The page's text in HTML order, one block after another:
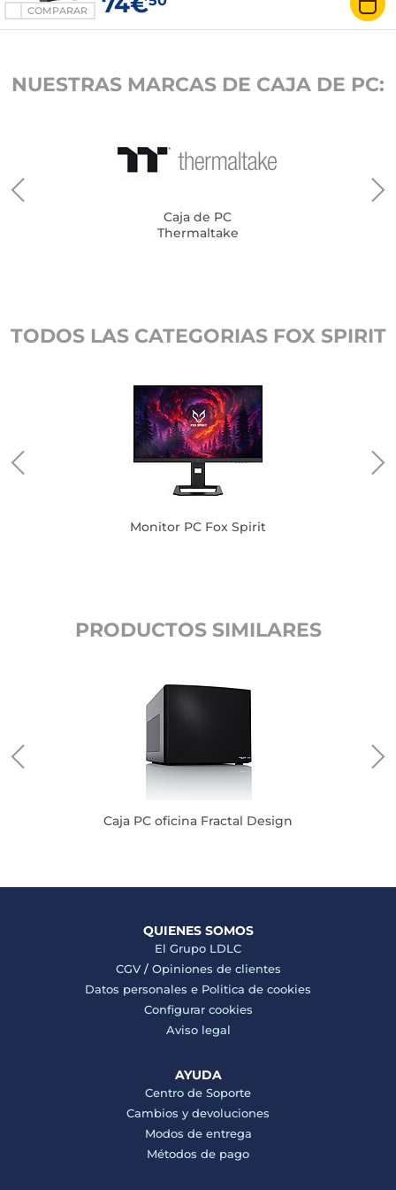
COMPARAR
NUESTRAS MARCAS DE CAJA DE PC:
Caja de PC
Thermaltake
TODOS LAS CATEGORIAS FOX SPIRIT
Monitor PC Fox Spirit
PRODUCTOS SIMILARES
Caja PC oficina Fractal Design
QUIENES SOMOS
El Grupo LDLC
CGV/ Opiniones de clientes
Datos personales e Politica de cookies
Configurar cookies
Aviso legal
AYUDA
Centro de Soporte
Cambios y devoluciones
Modos de entrega
Métodos de pago